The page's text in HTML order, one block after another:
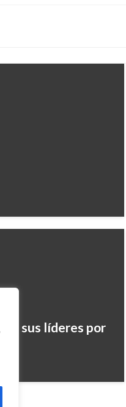
de sus líderes por